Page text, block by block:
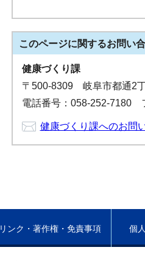
このページに関するお問い
健康づくり課
〒500-8309 岐阜市都通2
電話番号：058-252-7180
健康づくり課へのお問
リンク・著作権・免責事項 個